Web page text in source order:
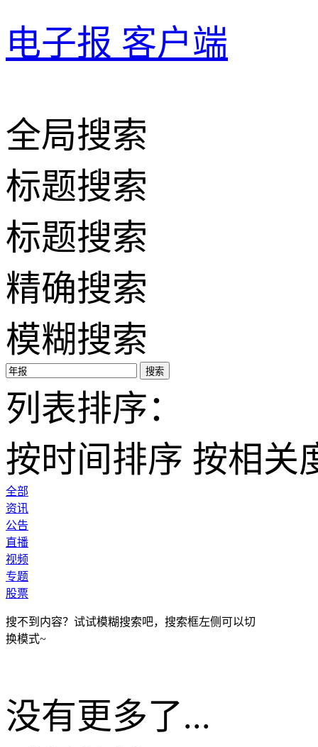
电子报 客户端
全局搜索
标题搜索
标题搜索
精确搜索
模糊搜索
搜索
列表排序：
按时间排序 按相关
全部
资讯
公告
直播
视频
专题
股票
搜不到内容？试试模糊搜索吧，搜索框左侧可以切
换模式~
没有更多了...